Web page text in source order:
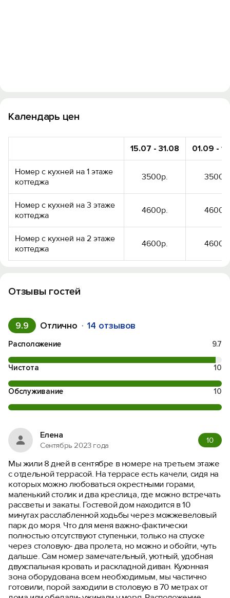
Календарь цен
15.07 - 31.08 01.09 -
Номер с кухней на 1 этаже
коттеджа
3500р. 3500р.
Номер с кухней на 3 этаже
коттеджа
4600р. 4600р.
Номер с кухней на 2 этаже
коттеджа
4600р. 4600р.
Отзывы гостей
9.9 Отлично 14 отзывов
Расположение 9.7
Чистота 10
Обслуживание 10
Елена
Сентябрь 2023 года
10
Мы жили 8 дней в сентябре в номере на третьем этаже
с отдельной террасой. На террасе есть качели, сидя на
которых можно любоваться окрестными горами,
маленький столик и два креслица, где можно встречать
рассветы и закаты. Гостевой дом находится в 10
минутах расслабленной ходьбы через можжевеловый
парк до моря. Что для меня важно-фактически
полностью отсутствуют ступеньки, только на спуске
через столовую- два пролета, но можно и обойти, чуть
дальше. Сам номер замечательный, уютный, удобная
двухспальная кровать и раскладной диван. Кухонная
зона оборудована всем необходимым, мы частично
готовили, порой заходили в столовую в 70 метрах от